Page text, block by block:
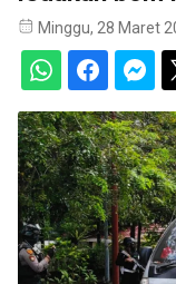
Minggu, 28 Maret